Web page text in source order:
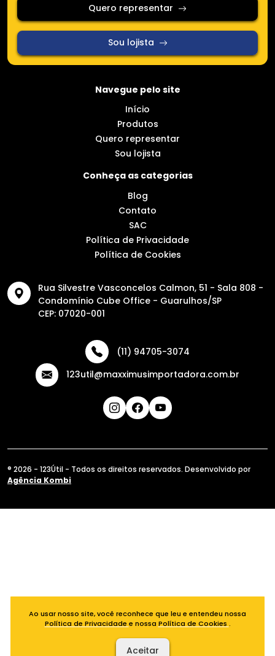
Quero representar
Sou lojista
Navegue pelo site
Início
Produtos
Quero representar
Sou lojista
Conheça as categorias
Blog
Contato
SAC
Política de Privacidade
Política de Cookies
Rua Silvestre Vasconcelos Calmon, 51 - Sala 808 -
Condomínio Cube Office - Guarulhos/SP
CEP: 07020-001
(11) 94705-3074
123util@maxximusimportadora.com.br
® 2026 - 123Útil - Todos os direitos reservados. Desenvolvido por
Agência Kombi
Ao usar nosso site, você reconhece que leu e entendeu nossa
Política de Privacidade e nossa Política de Cookies .
Aceitar